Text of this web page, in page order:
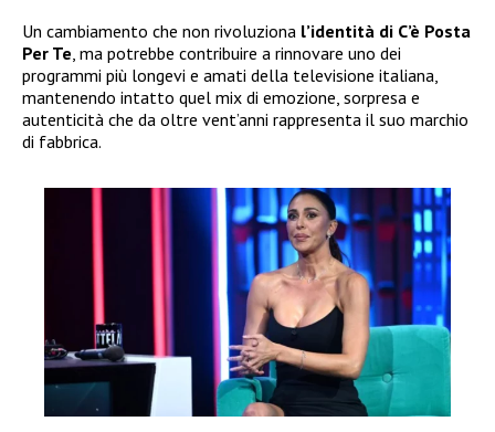
Un cambiamento che non rivoluziona l’identità di C’è Posta
Per Te, ma potrebbe contribuire a rinnovare uno dei
programmi più longevi e amati della televisione italiana,
mantenendo intatto quel mix di emozione, sorpresa e
autenticità che da oltre vent’anni rappresenta il suo marchio
di fabbrica.